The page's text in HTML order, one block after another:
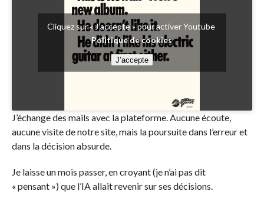
Cliquez sur « J’accepte » pour activer Youtube
Politique de cookies
J’accepte
J’échange des mails avec la plateforme. Aucune écoute,
aucune visite de notre site, mais la poursuite dans l’erreur et
dans la décision absurde.
Je laisse un mois passer, en croyant (je n’ai pas dit
« pensant ») que l’IA allait revenir sur ses décisions.